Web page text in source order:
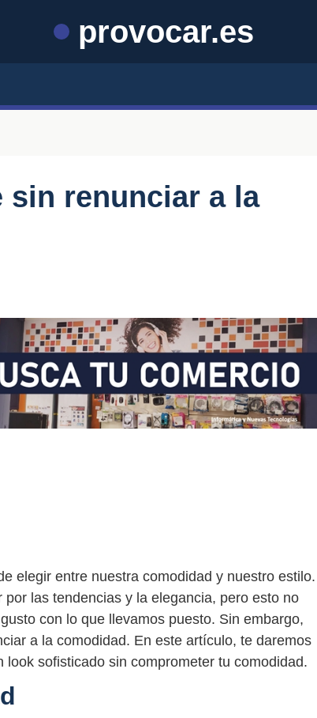
provocar.es
sin renunciar a la
elegir entre nuestra comodidad y nuestro estilo.
las tendencias y la elegancia, pero esto no
con lo que llevamos puesto. Sin embargo,
a la comodidad. En este artículo, te daremos
sofisticado sin comprometer tu comodidad.